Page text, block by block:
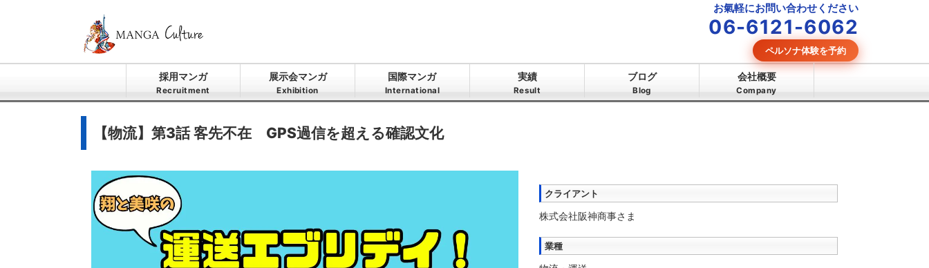
お氣軽にお問い合わせください
06-6121-6062
ペルソナ体験を予約
採用マンガ
Recruitment
展示会マンガ
Exhibition
国際マンガ
International
実績
Result
ブログ
Blog
会社概要
Company
【物流】第3話 客先不在 GPS過信を超える確認文化
クライアント
株式会社阪神商事さま
業種